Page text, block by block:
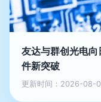
友达与群创光电
件新突破
更新时间：2026-08-